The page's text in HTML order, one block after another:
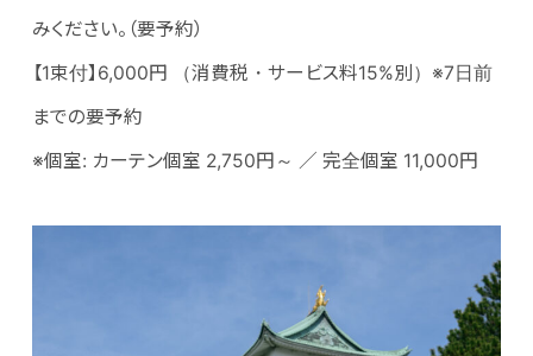
みください。（要予約）
【1束付】6,000円 （消費税・サービス料15%別）※7日前
までの要予約
※個室: カーテン個室 2,750円～ ／ 完全個室 11,000円